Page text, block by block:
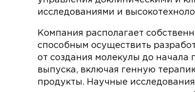
исследованиями и
Компания располагает
способным осуществить
от создания молекулы до
выпуска, включая генную
продукты. Научные